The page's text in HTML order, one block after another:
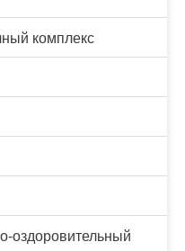
комплекс
оздоровительный